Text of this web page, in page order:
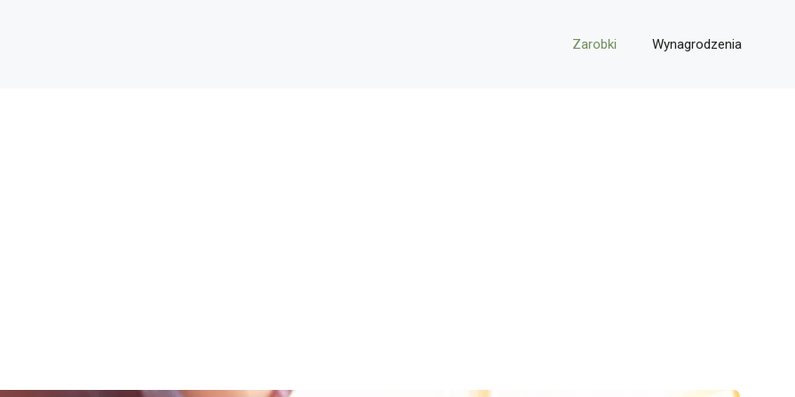
Zarobki Wynagrodzenia